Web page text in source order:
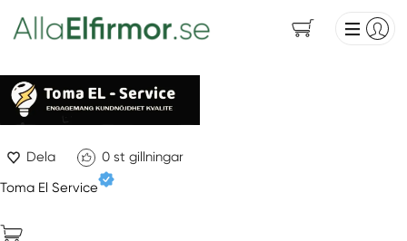
Dela 0 st gillningar
Toma El Service